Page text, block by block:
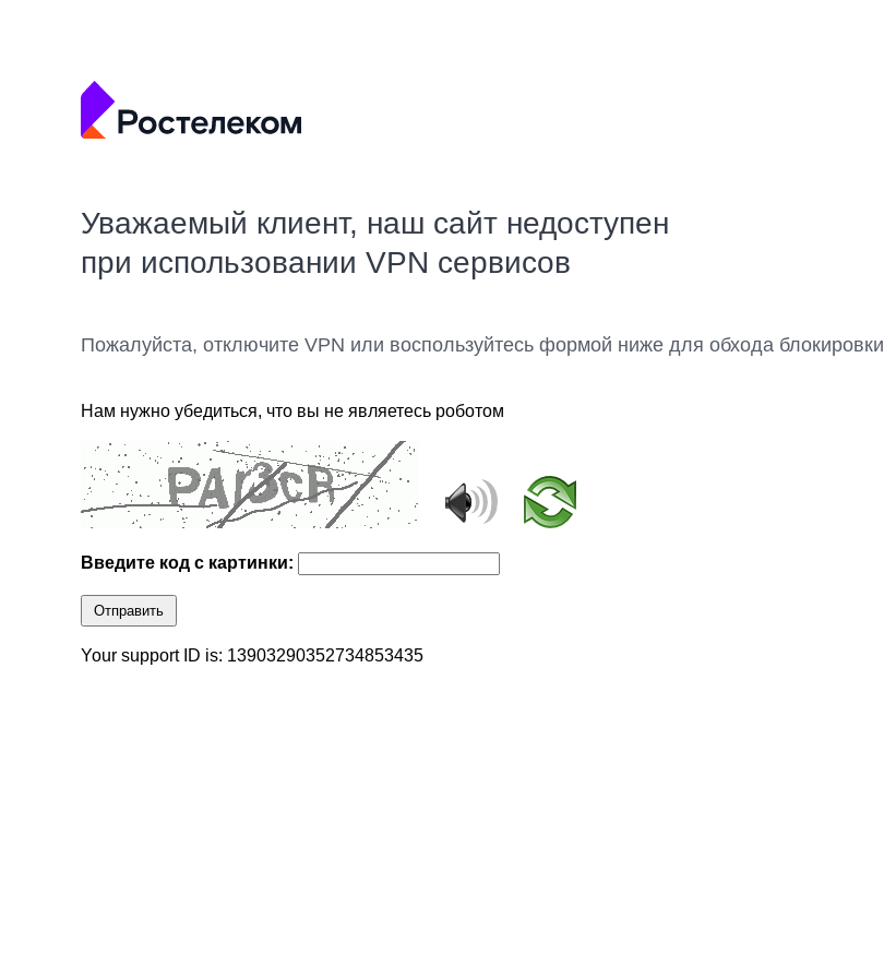
Уважаемый клиент, наш сайт недоступен
при использовании VPN сервисов
Пожалуйста, отключите VPN или воспользуйтесь формой ниже для обхода блокировки
Нам нужно убедиться, что вы не являетесь роботом
Введите код с картинки:
Отправить
Your support ID is: 13903290352734853435